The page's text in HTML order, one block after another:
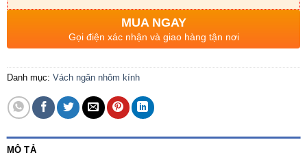
MUA NGAY
Gọi điện xác nhận và giao hàng tận nơi
Danh mục: Vách ngăn nhôm kính
MÔ TẢ